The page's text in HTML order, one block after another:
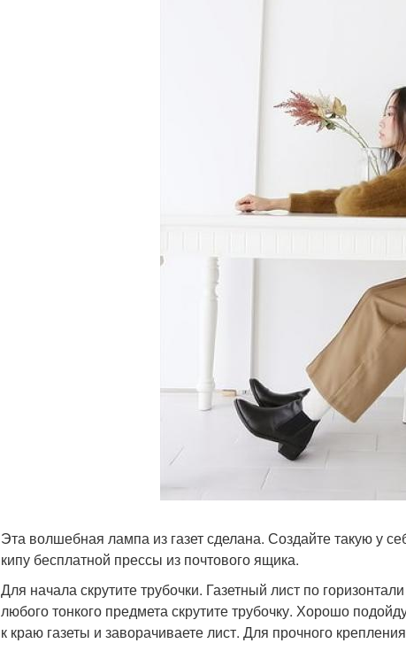
Эта волшебная лампа из газет сделана. Создайте такую у
кипу бесплатной прессы из почтового ящика.
Для начала скрутите трубочки. Газетный лист по
любого тонкого предмета скрутите трубочку. Хорошо
к краю газеты и заворачиваете лист. Для прочного